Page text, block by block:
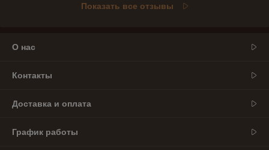
Показать все отзывы
О нас
Контакты
Доставка и оплата
График работы